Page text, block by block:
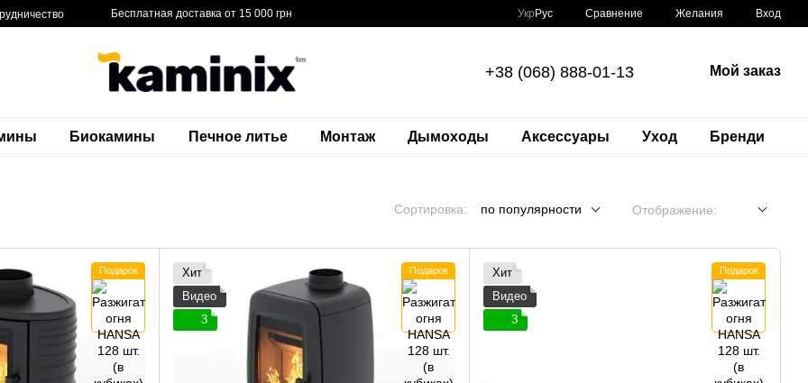
Бесплатная доставка от 15 000 грн Укр Рус Сравнение Желания Вход
+38 (068) 888-01-13 Мой заказ
Биокамины Печное литье Монтаж Дымоходы Аксессуары Уход Бренди
Сортировка: по популярности Отображение:
Подарок Подарок
Хит
Видео
3
Подарок
Хит
Видео
3